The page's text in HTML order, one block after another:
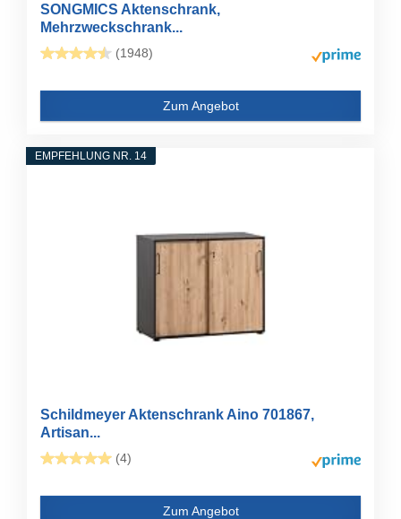
SONGMICS Aktenschrank,
Mehrzweckschrank...
(1948)
Zum Angebot
EMPFEHLUNG NR. 14
Schildmeyer Aktenschrank Aino 701867,
Artisan...
(4)
Zum Angebot